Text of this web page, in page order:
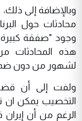
وبالإضافة إلى
محادثات حول
وجود "صفقة
هذه المحادثات
لشهور من دون
ولفت إلى أن قضية
التخصيب يمكن ان
الرغم من أن إيران